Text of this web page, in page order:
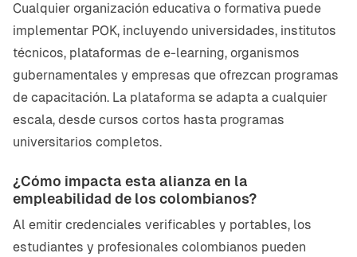
Cualquier organización educativa o formativa puede
implementar POK, incluyendo universidades, institutos
técnicos, plataformas de e-learning, organismos
gubernamentales y empresas que ofrezcan programas
de capacitación. La plataforma se adapta a cualquier
escala, desde cursos cortos hasta programas
universitarios completos.
¿Cómo impacta esta alianza en la
empleabilidad de los colombianos?
Al emitir credenciales verificables y portables, los
estudiantes y profesionales colombianos pueden